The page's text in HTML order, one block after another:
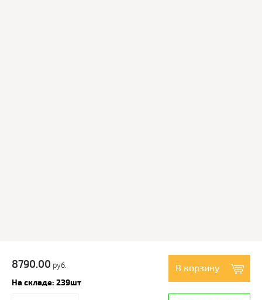
8790.00 руб.
На складе: 239шт
В корзину